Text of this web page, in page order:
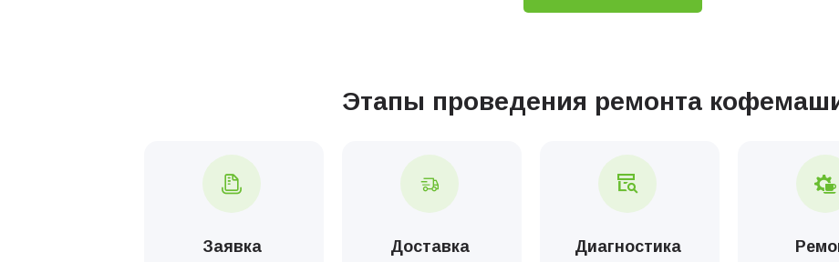
Комплексна хімічна чистка кавомашини без молочної системи
Этапы проведения ремонта
Заявка Доставка Диагностика